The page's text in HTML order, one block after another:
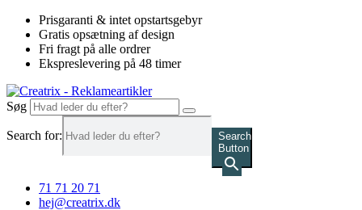
Videre
indhold
Prisgaranti & intet opstartsgebyr
Gratis opsætning af design
Fri fragt på alle ordrer
Ekspreslevering på 48 timer
Søg
Search for:
Search
Button
71 71 20 71
hej@creatrix.dk